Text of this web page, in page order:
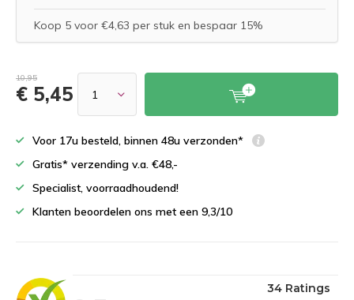
Koop 5 voor €4,63 per stuk en bespaar 15%
10,95
€ 5,45
Voor 17u besteld, binnen 48u verzonden*
Gratis* verzending v.a. €48,-
Specialist, voorraadhoudend!
Klanten beoordelen ons met een 9,3/10
34 Ratings